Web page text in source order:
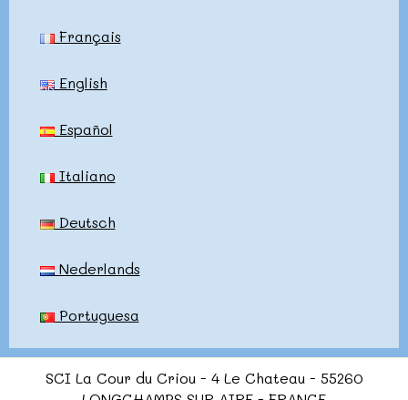
Français
English
Español
Italiano
Deutsch
Nederlands
Portuguesa
SCI La Cour du Criou - 4 Le Chateau - 55260